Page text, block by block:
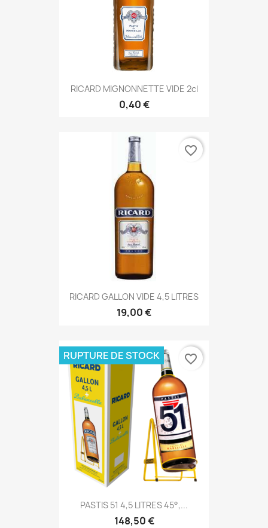
RICARD MIGNONNETTE VIDE 2cl
0,40 €
RICARD GALLON VIDE 4,5 LITRES
19,00 €
favorite_border
PASTIS 51 4,5 LITRES 45°,...
148,50 €
RUPTURE DE STOCK favorite_border